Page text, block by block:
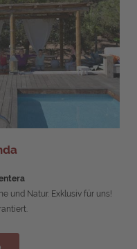
und Natur. Exklusiv für uns!